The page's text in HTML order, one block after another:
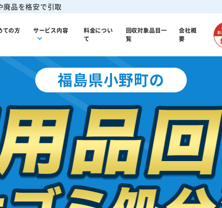
廃品を格安で引取
ての方 サービス内容
料金につい
て
回収対象品目一
覧
会社概
要
福島県小野町の